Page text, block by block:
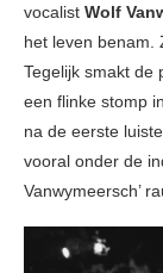
vocalist Wolf
het leven benam.
Tegelijk smakt de
een flinke stomp
na de eerste
vooral onder de
Vanwymeersch’